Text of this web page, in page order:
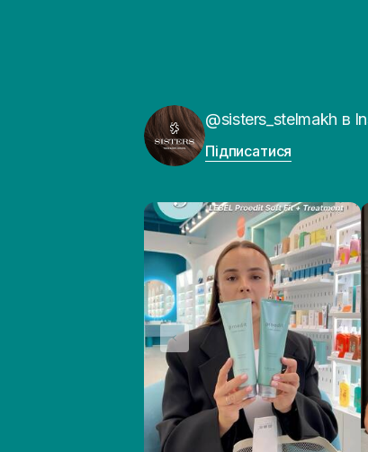
@sisters_stelmakh в
Підписатися